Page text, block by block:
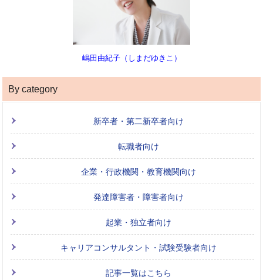
嶋田由紀子（しまだゆきこ）
By category
新卒者・第二新卒者向け
転職者向け
企業・行政機関・教育機関向け
発達障害者・障害者向け
起業・独立者向け
キャリアコンサルタント・試験受験者向け
記事一覧はこちら